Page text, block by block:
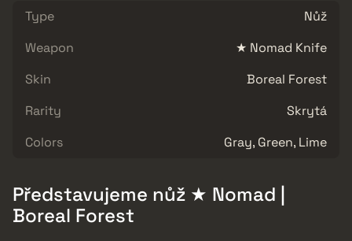
Type
Nůž
Weapon
★ Nomad Knife
Skin
Boreal Forest
Rarity
Skrytá
Colors
Gray, Green, Lime
Představujeme nůž ★ Nomad |
Boreal Forest